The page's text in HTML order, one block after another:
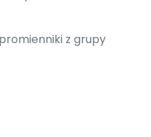
z grupy